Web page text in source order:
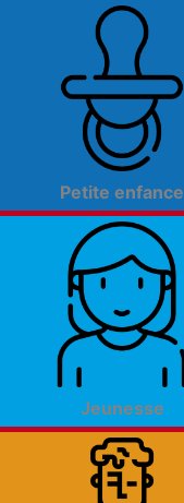
Petite enfance
Jeunesse